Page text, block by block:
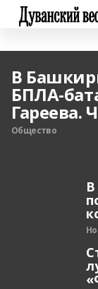
В
БПЛА-
Гареева.
Общество